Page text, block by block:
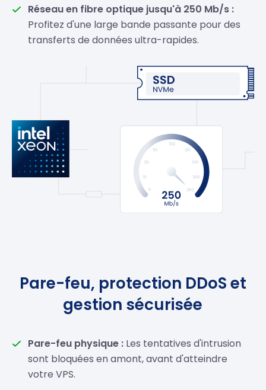
Réseau en fibre optique jusqu'à 250 Mb/s :
Profitez d'une large bande passante pour des
transferts de données ultra-rapides.
Pare-feu, protection DDoS et
gestion sécurisée
Pare-feu physique : Les tentatives d'intrusion
sont bloquées en amont, avant d'atteindre
votre VPS.